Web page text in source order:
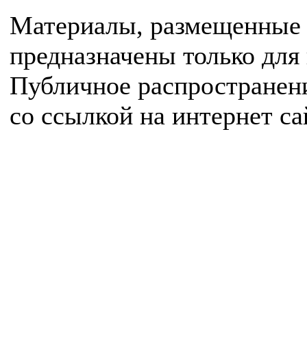
Материалы, размещенные
предназначены только
Публичное
со ссылкой на интернет